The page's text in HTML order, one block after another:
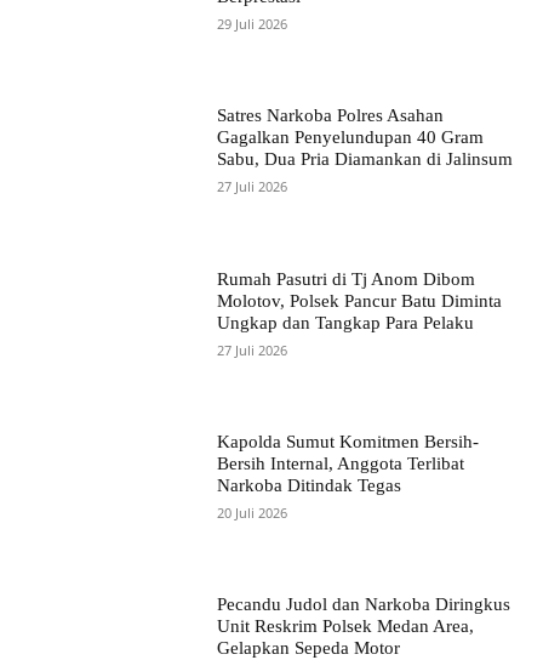
29 Juli 2026
Satres Narkoba Polres Asahan
Gagalkan Penyelundupan 40 Gram
Sabu, Dua Pria Diamankan di Jalinsum
27 Juli 2026
Rumah Pasutri di Tj Anom Dibom
Molotov, Polsek Pancur Batu Diminta
Ungkap dan Tangkap Para Pelaku
27 Juli 2026
Kapolda Sumut Komitmen Bersih-
Bersih Internal, Anggota Terlibat
Narkoba Ditindak Tegas
20 Juli 2026
Pecandu Judol dan Narkoba Diringkus
Unit Reskrim Polsek Medan Area,
Gelapkan Sepeda Motor